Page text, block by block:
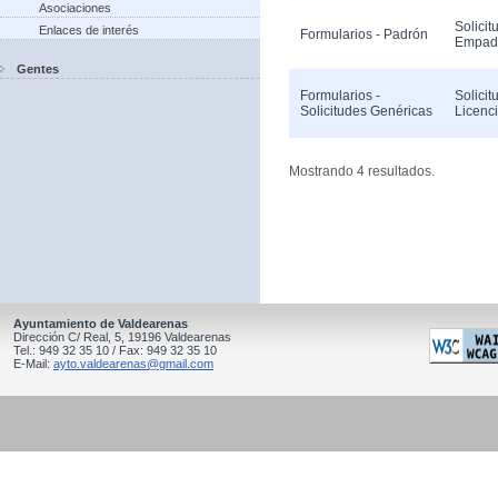
Asociaciones
Enlaces de interés
Gentes
Formularios - Padrón
Formularios -
Solicitudes Genéricas
Mostrando 4 resultados.
Ayuntamiento de Valdearenas
Dirección C/ Real, 5, 19196 Valdearenas
Tel.: 949 32 35 10 / Fax: 949 32 35 10
E-Mail: ayto.valdearenas@gmail.com